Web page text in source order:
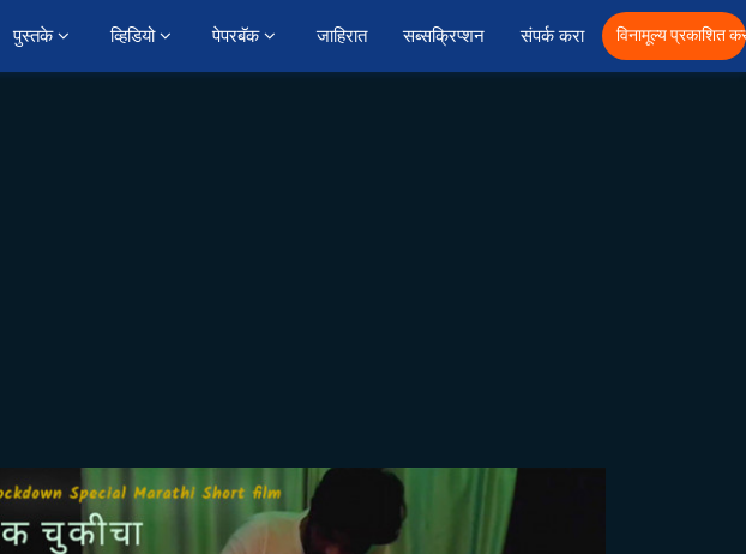
पुस्तके व्हिडियो पेपरबॅक जाहिरात सब्सक्रिप्शन संपर्क करा विनामूल्य प्रकाशित